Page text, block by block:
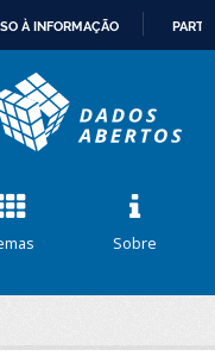
À INFORMAÇÃO
Sobre